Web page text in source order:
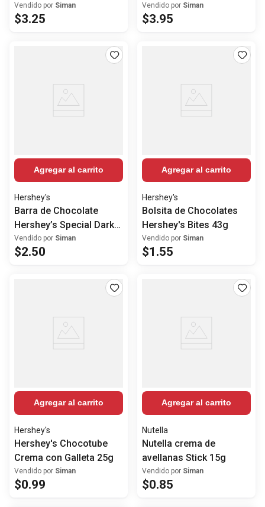
Vendido por Siman
$3.25
73% cacao 85g
Vendido por Siman
$3.95
Agregar al carrito
Hershey's
Barra de Chocolate
Hershey’s Special Dark
Amargo 60% Cacao
Vendido por Siman
$2.50
Agregar al carrito
Hershey's
Bolsita de Chocolates
Hershey's Bites 43g
Vendido por Siman
$1 .55
Agregar al carrito
Hershey's
Hershey's Chocotube
Crema con Galleta 25g
Vendido por Siman
$0.99
Agregar al carrito
Nutella
Nutella crema de
avellanas Stick 15g
Vendido por Siman
$0.85